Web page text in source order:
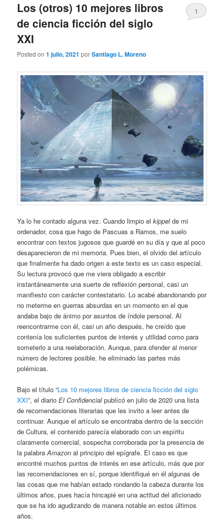
Los (otros) 10 mejores libros
de ciencia ficción del siglo
XXI
Posted on1 julio, 2021 porSantiago L. Moreno
1
Ya lo he contado alguna vez. Cuando limpio elkippelde mi
ordenador, cosa que hago de Pascuas a Ramos, me suelo
encontrar con textos jugosos que guardé en su día y que al poco
desaparecieron de mi memoria. Pues bien, el olvido del artículo
que finalmente ha dado origen a este texto es un caso especial.
Su lectura provocó que me viera obligado a escribir
instantáneamente una suerte de reflexión personal, casi un
manifiesto con carácter contestatario. Lo acabé abandonando por
no meterme en guerras absurdas en un momento en el que
andaba bajo de ánimo por asuntos de índole personal. Al
reencontrarme con él, casi un año después, he creído que
contenía los suficientes puntos de interés y utilidad como para
someterlo a una reelaboración. Aunque, para ofender al menor
número de lectores posible, he eliminado las partes más
polémicas.
Bajo el título “Los 10 mejores libros de ciencia ficción del siglo
XXI”, el diarioEl Confidencialpublícó en julio de 2020 una lista
de recomendaciones literarias que les invito a leer antes de
continuar. Aunque el artículo se encontraba dentro de la sección
de Cultura, el contenido parecía elaborado con un espíritu
claramente comercial, sospecha corroborada por la presencia de
la palabraAmazon al principio del epígrafe. El caso es que
encontré muchos puntos de interés en ese artículo, más que por
las recomendaciones en sí, porque identifiqué en él algunas de
las cosas que me habían estado rondando la cabeza durante los
últimos años, pues hacía hincapié en una actitud del aficionado
que se ha ido agudizando de manera notable en estos últimos
años.